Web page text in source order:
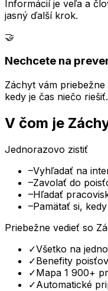
Informácií je veľa a
jasný ďalší krok.
🤝
Nechcete na
Záchyt vám
kedy je čas niečo riešiť.
V čom je
Jednorazovo zistiť
–Vyhľadať na
–Zavolať do
–Hľadať
–Pamätať si,
Priebežne vedieť so
✓Všetko na
✓Benefity
✓Mapa 1 900+
✓Automatické